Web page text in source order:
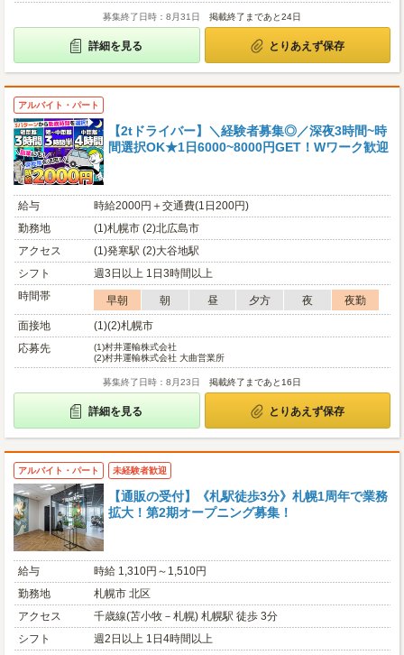
募集終了日時：8月31日 掲載終了まであと24日
詳細を見る とりあえず保存
アルバイト・パート
【2tドライバー】＼経験者募集◎／深夜3時間~時
間選択OK★1日6000~8000円GET！Wワーク歓迎
給与
時給2000円＋交通費(1日200円)
勤務地
(1)札幌市 (2)北広島市
アクセス
(1)発寒駅 (2)大谷地駅
シフト
週3日以上 1日3時間以上
時間帯
早朝 朝 昼 夕方 夜
夜勤
面接地
(1)(2)札幌市
応募先
(1)村井運輸株式会社
(2)村井運輸株式会社 大曲営業所
募集終了日時：8月23日 掲載終了まであと16日
詳細を見る とりあえず保存
アルバイト・パート 未経験者歓迎
【通販の受付】《札駅徒歩3分》札幌1周年で業務
拡大！第2期オープニング募集！
給与
時給 1,310円～1,510円
勤務地
札幌市 北区
アクセス
千歳線(苫小牧－札幌) 札幌駅 徒歩 3分
シフト
週2日以上 1日4時間以上